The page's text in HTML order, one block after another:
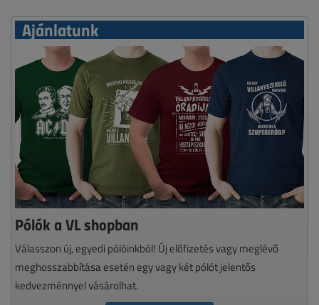
Ajánlatunk
Pólók a VL shopban
Válasszon új, egyedi pólóinkból! Új előfizetés vagy meglévő
meghosszabbítása esetén egy vagy két pólót jelentős
kedvezménnyel vásárolhat.